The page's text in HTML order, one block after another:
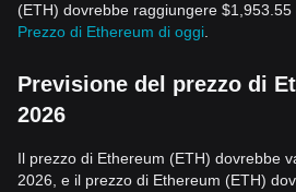
(ETH) dovrebbe raggiungere
Prezzo di Ethereum di oggi
Previsione del prezzo di
2026
Il prezzo di Ethereum (ETH) dovrebbe
2026, e il prezzo di Ethereum (ETH)